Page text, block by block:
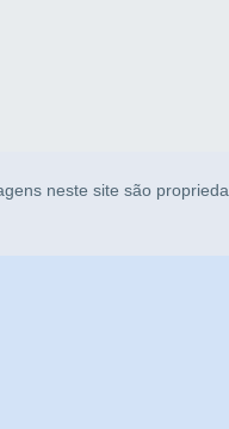
neste site são